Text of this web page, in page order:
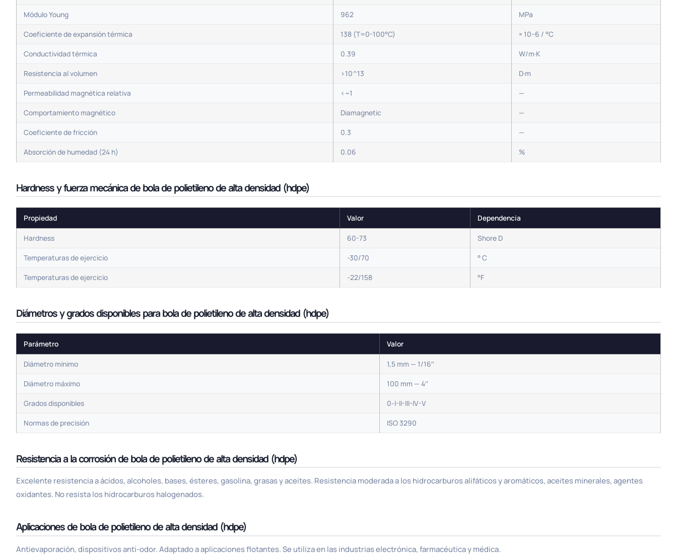
Módulo Young 962 MPa
Coeficiente de expansión térmica 138 (T=0-100°C) × 10−6 / °C
Conductividad térmica 0.39 W/m·K
Resistencia al volumen >10^13 D·m
Permeabilidad magnética relativa <~1 —
Comportamiento magnético Diamagnetic —
Coeficiente de fricción 0.3 —
Absorción de humedad (24 h) 0.06 %
Hardness y fuerza mecánica de bola de polietileno de alta densidad (hdpe)
Propiedad Valor Dependencia
Hardness 60-73 Shore D
Temperaturas de ejercicio -30/70 ° C
Temperaturas de ejercicio -22/158 °F
Diámetros y grados disponibles para bola de polietileno de alta densidad (hdpe)
Parámetro Valor
Diámetro mínimo 1,5 mm — 1/16′′
Diámetro máximo 100 mm — 4′′
Grados disponibles 0-I-II-III-IV-V
Normas de precisión ISO 3290
Resistencia a la corrosión de bola de polietileno de alta densidad (hdpe)
Excelente resistencia a ácidos, alcoholes, bases, ésteres, gasolina, grasas y aceites. Resistencia moderada a los hidrocarburos alifáticos y aromáticos, aceites minerales, agentes
oxidantes. No resista los hidrocarburos halogenados.
Aplicaciones de bola de polietileno de alta densidad (hdpe)
Antievaporación, dispositivos anti-odor. Adaptado a aplicaciones flotantes. Se utiliza en las industrias electrónica, farmacéutica y médica.